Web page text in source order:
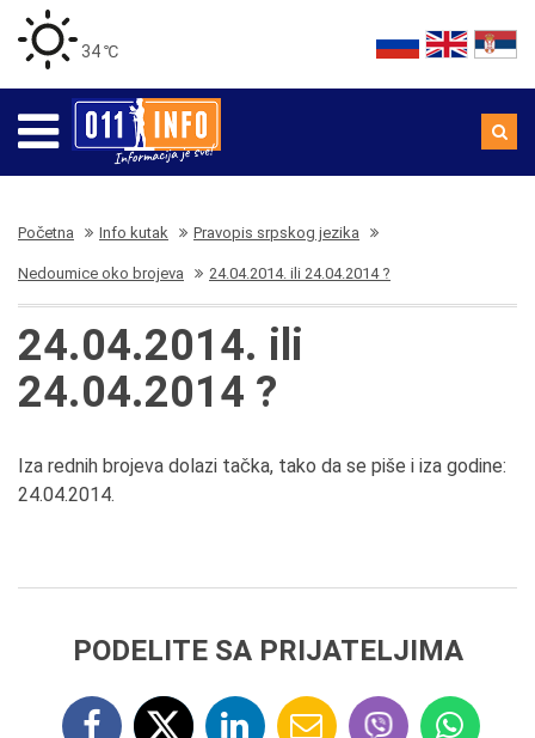
34 ℃
Početna Info kutak Pravopis srpskog jezika
Nedoumice oko brojeva 24.04.2014. ili 24.04.2014 ?
24.04.2014. ili
24.04.2014 ?
Iza rednih brojeva dolazi tačka, tako da se piše i iza godine:
24.04.2014.
PODELITE SA PRIJATELJIMA